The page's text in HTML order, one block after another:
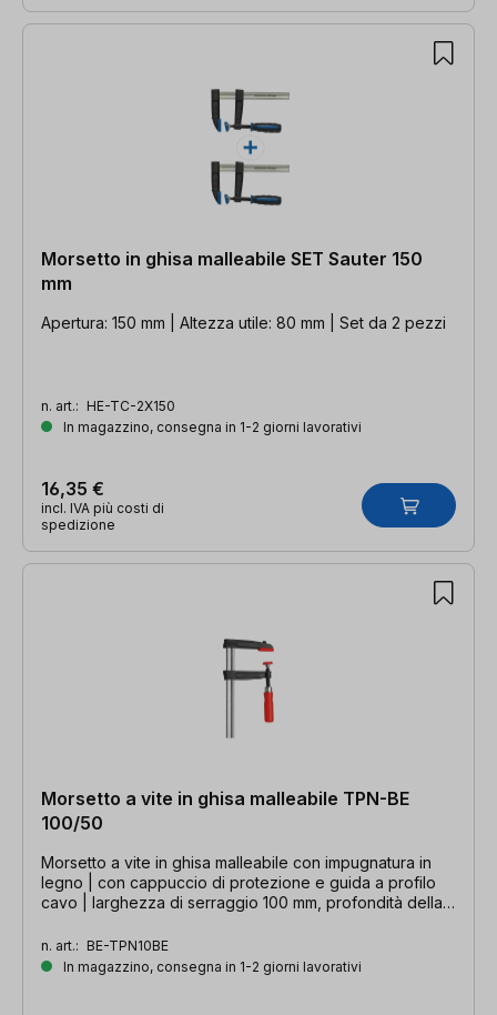
Morsetto in ghisa malleabile SET Sauter 150
mm
Apertura: 150 mm | Altezza utile: 80 mm | Set da 2 pezzi
n. art.: HE-TC-2X150
In magazzino, consegna in 1-2 giorni lavorativi
16,35 €
incl. IVA più costi di
spedizione
Morsetto a vite in ghisa malleabile TPN-BE
100/50
Morsetto a vite in ghisa malleabile con impugnatura in
legno | con cappuccio di protezione e guida a profilo
cavo | larghezza di serraggio 100 mm, profondità della
n. art.: BE-TPN10BE
In magazzino, consegna in 1-2 giorni lavorativi